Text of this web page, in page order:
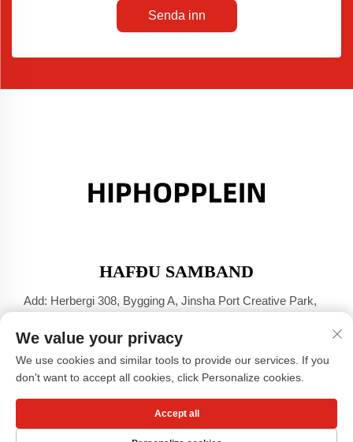
Senda inn
HAFÐU SAMBAND
Add: Herbergi 308, Bygging A, Jinsha Port Creative Park,
Sími:+86-17304049586
Netfang:[email protected]
Höfundarréttur © Guangzhou Xiaohongshu fötun hf. -
Friðhelgisstefna
We value your privacy
We use cookies and similar tools to provide our services. If you
don't want to accept all cookies, click Personalize cookies.
Accept all